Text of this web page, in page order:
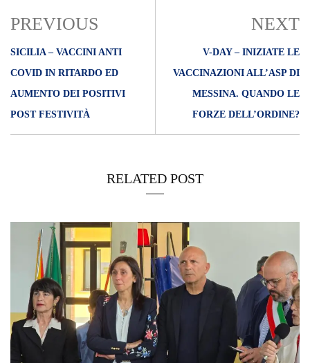
PREVIOUS
SICILIA – VACCINI ANTI
COVID IN RITARDO ED
AUMENTO DEI POSITIVI
POST FESTIVITÀ
NEXT
V-DAY – INIZIATE LE
VACCINAZIONI ALL’ASP DI
MESSINA. QUANDO LE
FORZE DELL’ORDINE?
RELATED POST